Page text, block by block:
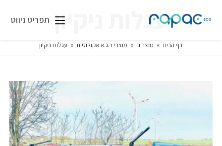
תפריט ניווט עגלות ניקיון
דף הבית » מוצרים » מוצרי ר.ג.א אקולוגיות » עגלות ניקיון